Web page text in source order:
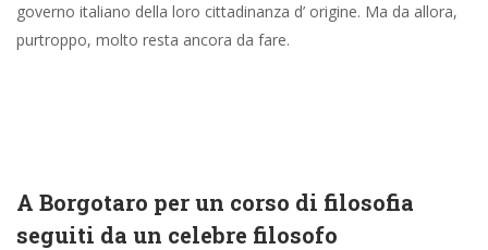
governo italiano della loro cittadinanza d’ origine. Ma da allora,
purtroppo, molto resta ancora da fare.
A Borgotaro per un corso di filosofia
seguiti da un celebre filosofo